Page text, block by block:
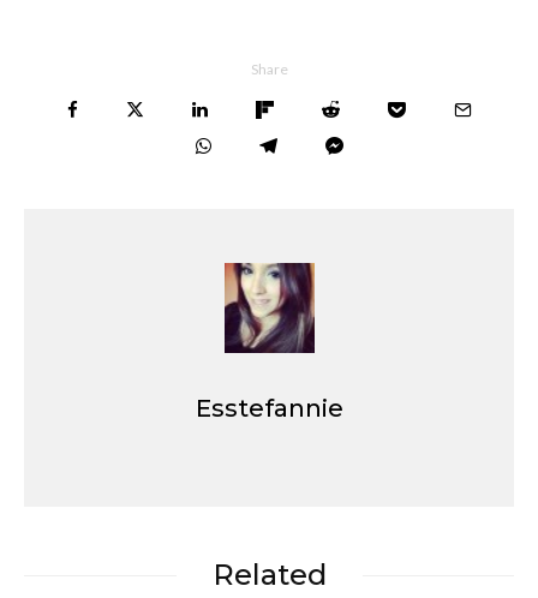
Share
Esstefannie
Related